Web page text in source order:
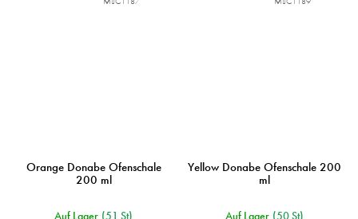
Orange Donabe Ofenschale
200 ml
Auf Lager (51 St)
Yellow Donabe Ofenschale 200
ml
Auf Lager (50 St)